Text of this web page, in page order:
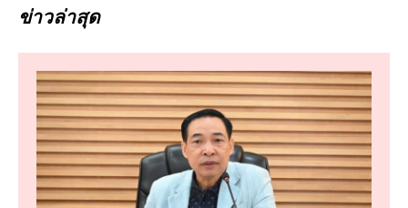
ข่าวล่าสุด